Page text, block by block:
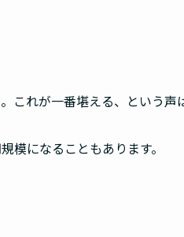
これが一番堪える、という声
模になることもあります。